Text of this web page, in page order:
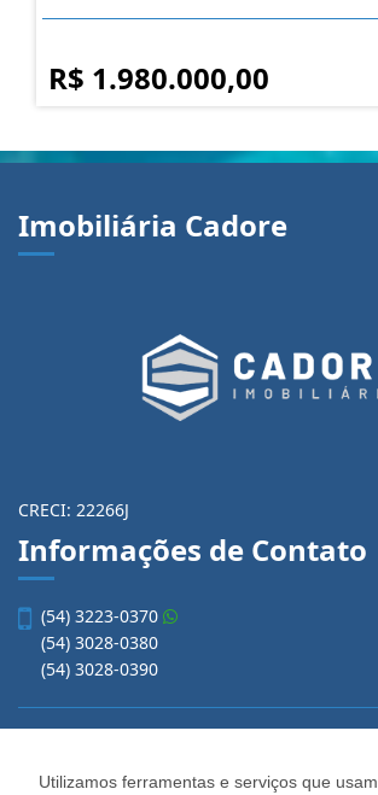
Utilizamos ferramentas e serviços que usam
R$ 1.980.000,00
Imobiliária Cadore
CRECI: 22266J
Informações de Contato
(54) 3223-0370
(54) 3028-0380
(54) 3028-0390